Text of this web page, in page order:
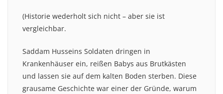
(Historie wederholt sich nicht – aber sie ist
vergleichbar.
Saddam Husseins Soldaten dringen in
Krankenhäuser ein, reißen Babys aus Brutkästen
und lassen sie auf dem kalten Boden sterben. Diese
grausame Geschichte war einer der Gründe, warum